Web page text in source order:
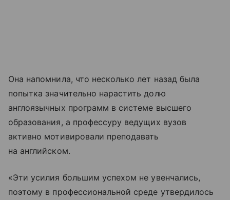
Она напомнила, что несколько лет назад была
попытка значительно нарастить долю
англоязычных программ в системе высшего
образования, а профессуру ведущих вузов
активно мотивировали преподавать
на английском.
«Эти усилия большим успехом не увенчались,
поэтому в профессиональной среде утвердилось